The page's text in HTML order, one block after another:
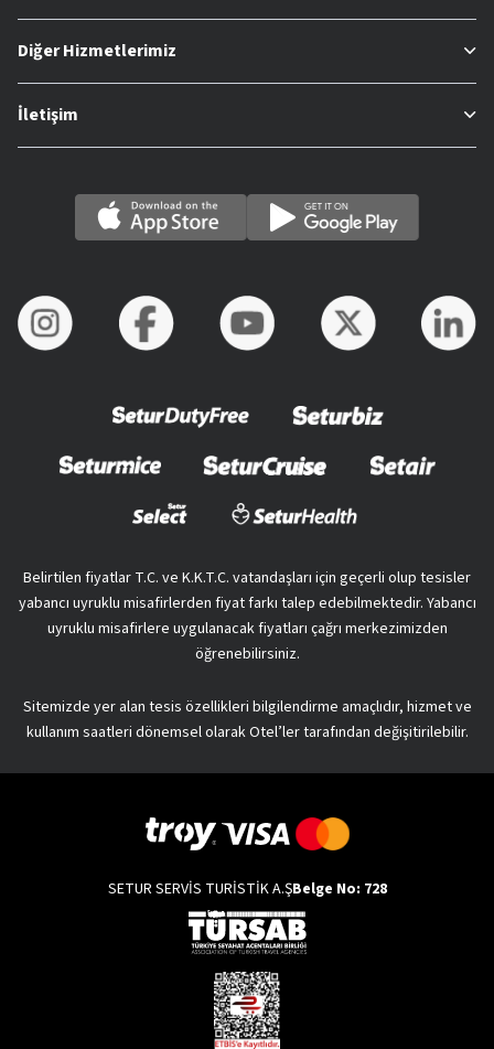
Diğer Hizmetlerimiz
İletişim
Belirtilen fiyatlar T.C. ve K.K.T.C. vatandaşları için geçerli olup tesisler
yabancı uyruklu misafirlerden fiyat farkı talep edebilmektedir. Yabancı
uyruklu misafirlere uygulanacak fiyatları çağrı merkezimizden
öğrenebilirsiniz.
Sitemizde yer alan tesis özellikleri bilgilendirme amaçlıdır, hizmet ve
kullanım saatleri dönemsel olarak Otel’ler tarafından değişitirilebilir.
SETUR SERVİS TURİSTİK A.ŞBelge No: 728